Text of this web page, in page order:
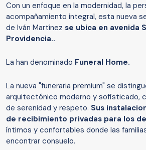
Con un enfoque en la modernidad, la
acompañamiento integral, esta nueva
de Iván Martínez se ubica en avenida
Providencia..
La han denominado Funeral Home.
La nueva "funeraria premium" se
arquitectónico moderno y sofisticado,
de serenidad y respeto. Sus
de recibimiento privadas para los
íntimos y confortables donde las
encontrar consuelo.